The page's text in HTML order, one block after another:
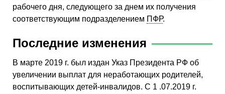
рабочего дня, следующего за днем их получения
соответствующим подразделением ПФР.
Последние изменения
В марте 2019 г. был издан Указ Президента РФ об
увеличении выплат для неработающих родителей,
воспитывающих детей-инвалидов. С 1 .07.2019 г.